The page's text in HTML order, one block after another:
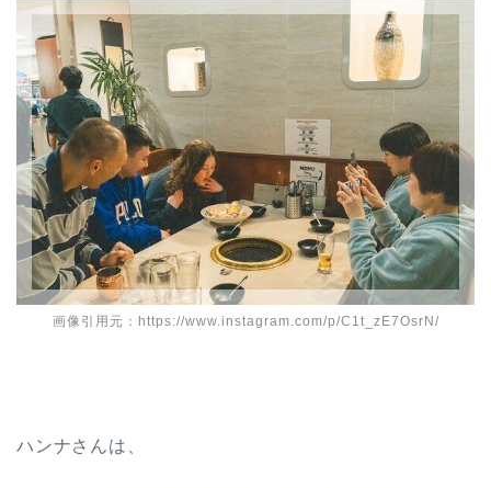
画像引用元：https://www.instagram.com/p/C1t_zE7OsrN/
ハンナさんは、